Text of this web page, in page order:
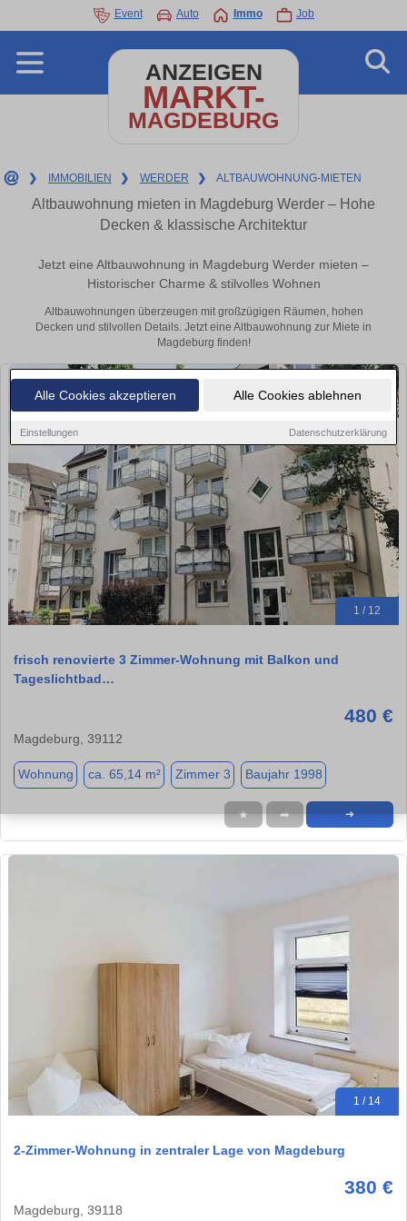
Alle Cookies akzeptieren Alle Cookies ablehnen
Einstellungen Datenschutzerklärung
Event Auto Immo Job
ANZEIGEN
MARKT-
MAGDEBURG
❯ IMMOBILIEN ❯ WERDER ❯ ALTBAUWOHNUNG-MIETEN
Altbauwohnung mieten in Magdeburg Werder – Hohe
Decken & klassische Architektur
Jetzt eine Altbauwohnung in Magdeburg Werder mieten –
Historischer Charme & stilvolles Wohnen
Altbauwohnungen überzeugen mit großzügigen Räumen, hohen
Decken und stilvollen Details. Jetzt eine Altbauwohnung zur Miete in
Magdeburg finden!
1 / 12
frisch renovierte 3 Zimmer-Wohnung mit Balkon und
Tageslichtbad…
480 €
Magdeburg, 39112
Wohnung ca. 65,14 m² Zimmer 3 Baujahr 1998
★ ➦ ➜
1 / 14
2-Zimmer-Wohnung in zentraler Lage von Magdeburg
380 €
Magdeburg, 39118